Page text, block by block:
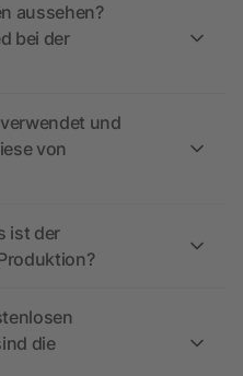
aussehen?
bei der
und
von
ist der
die